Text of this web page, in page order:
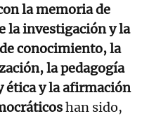
la memoria de
la investigación y la
conocimiento, la
la pedagogía
ética y la afirmación
han sido,